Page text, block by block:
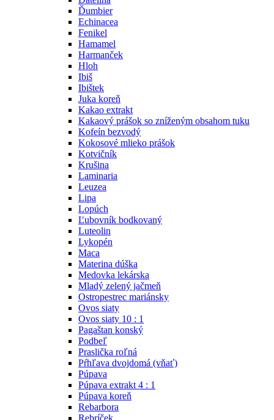
Ďumbier
Echinacea
Fenikel
Hamamel
Harmanček
Hloh
Ibiš
Ibištek
Juka koreň
Kakao extrakt
Kakaový prášok so zníženým obsahom tuku
Kofeín bezvodý
Kokosové mlieko prášok
Kotvičník
Krušina
Laminaria
Leuzea
Lipa
Lopúch
Ľubovník bodkovaný
Luteolin
Lykopén
Maca
Materina dúška
Medovka lekárska
Mladý zelený jačmeň
Ostropestrec mariánsky
Ovos siaty
Ovos siaty 10 : 1
Pagaštan konský
Podbeľ
Praslička roľná
Pŕhľava dvojdomá (vňať)
Púpava
Púpava extrakt 4 : 1
Púpava koreň
Rebarbora
Rebríček